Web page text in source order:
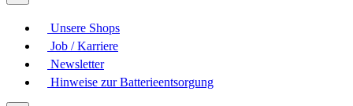
Unsere Shops
Job / Karriere
Newsletter
Hinweise zur Batterieentsorgung